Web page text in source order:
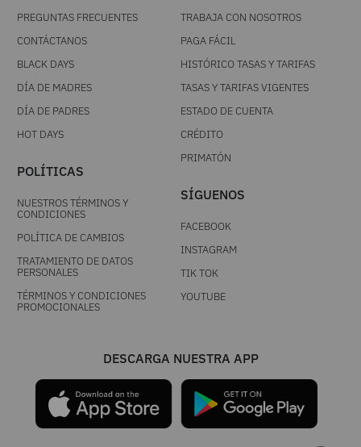
PREGUNTAS FRECUENTES
CONTÁCTANOS
BLACK DAYS
DÍA DE MADRES
DÍA DE PADRES
HOT DAYS
POLÍTICAS
NUESTROS TÉRMINOS Y
CONDICIONES
POLÍTICA DE CAMBIOS
TRATAMIENTO DE DATOS
PERSONALES
TÉRMINOS Y CONDICIONES
PROMOCIONALES
TRABAJA CON NOSOTROS
PAGA FÁCIL
HISTÓRICO TASAS Y TARIFAS
TASAS Y TARIFAS VIGENTES
ESTADO DE CUENTA
CRÉDITO
PRIMATÓN
SÍGUENOS
FACEBOOK
INSTAGRAM
TIK TOK
YOUTUBE
DESCARGA NUESTRA APP